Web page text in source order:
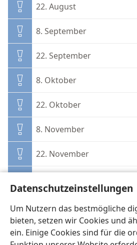
Datenschutzeinstellungen
Um Nutzern das bestmögliche
bieten, setzen wir Cookies und
ein. Einige Cookies sind für die
22. August
8. September
22. September
8. Oktober
22. Oktober
8. November
22. November
22. Dezember